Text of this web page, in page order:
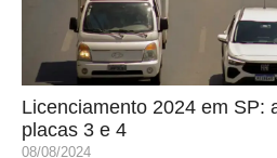
Licenciamento 2024 em SP:
placas 3 e 4
08/08/2024